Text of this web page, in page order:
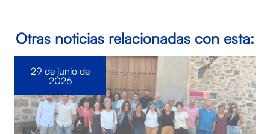
Otras noticias relacionadas con esta:
29 de junio de
2026